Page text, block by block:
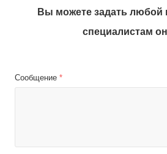
Вы можете задать любой
специалистам
Сообщение *